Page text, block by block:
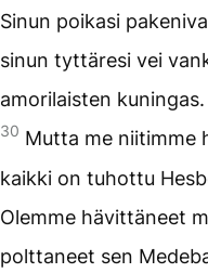
Sinun poikasi
sinun tyttäresi vei
amorilaisten kuningas.
30 Mutta me niitimme
kaikki on tuhottu
Olemme hävittäneet
polttaneet sen